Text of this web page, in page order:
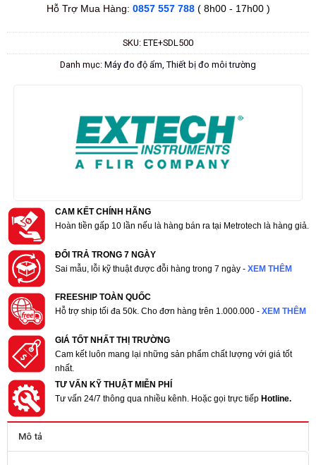
Hỗ Trợ Mua Hàng: 0857 557 788 ( 8h00 - 17h00 )
SKU: ETE+SDL500
Danh mục: Máy đo độ ẩm, Thiết bị đo môi trường
CAM KẾT CHÍNH HÃNG
Hoàn tiền gấp 10 lần nếu là hàng bán ra tại Metrotech là hàng giả.
ĐỔI TRẢ TRONG 7 NGÀY
Sai mẫu, lỗi kỹ thuật được đỗi hàng trong 7 ngày - XEM THÊM
FREESHIP TOÀN QUỐC
Hỗ trợ ship tối đa 50k. Cho đơn hàng trên 1.000.000 - XEM THÊM
GIÁ TỐT NHẤT THỊ TRƯỜNG
Cam kết luôn mang lại những sản phẩm chất lượng với giá tốt
nhất.
TƯ VẤN KỸ THUẬT MIỄN PHÍ
Tư vấn 24/7 thông qua nhiều kênh. Hoặc gọi trực tiếp Hotline.
Mô tả